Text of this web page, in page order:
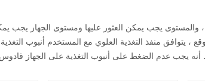
منفذ التغذية العلوي مع المستخدم أنبوب